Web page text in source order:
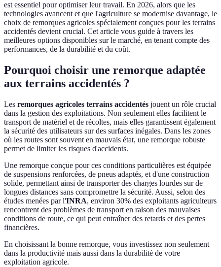
est essentiel pour optimiser leur travail. En 2026, alors que les
technologies avancent et que l'agriculture se modernise davantage, le
choix de remorques agricoles spécialement conçues pour les terrains
accidentés devient crucial. Cet article vous guide à travers les
meilleures options disponibles sur le marché, en tenant compte des
performances, de la durabilité et du coût.
Pourquoi choisir une remorque adaptée
aux terrains accidentés ?
Les remorques agricoles terrains accidentés jouent un rôle crucial
dans la gestion des exploitations. Non seulement elles facilitent le
transport de matériel et de récoltes, mais elles garantissent également
la sécurité des utilisateurs sur des surfaces inégales. Dans les zones
où les routes sont souvent en mauvais état, une remorque robuste
permet de limiter les risques d'accidents.
Une remorque conçue pour ces conditions particulières est équipée
de suspensions renforcées, de pneus adaptés, et d'une construction
solide, permettant ainsi de transporter des charges lourdes sur de
longues distances sans compromettre la sécurité. Aussi, selon des
études menées par l'INRA, environ 30% des exploitants agriculteurs
rencontrent des problèmes de transport en raison des mauvaises
conditions de route, ce qui peut entraîner des retards et des pertes
financières.
En choisissant la bonne remorque, vous investissez non seulement
dans la productivité mais aussi dans la durabilité de votre
exploitation agricole.